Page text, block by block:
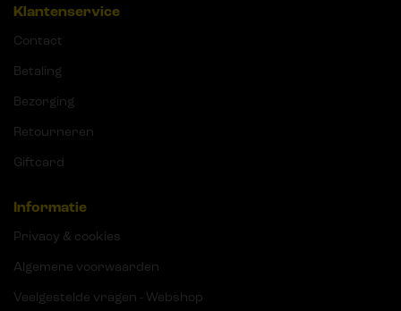
Klantenservice
Contact
Betaling
Bezorging
Retourneren
Giftcard
Informatie
Privacy & cookies
Algemene voorwaarden
Veelgestelde vragen - Webshop